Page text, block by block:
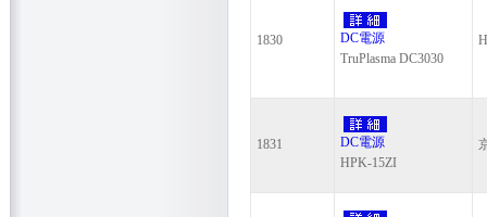
1830
DC電源
TruPlasma DC3030
1831
DC電源
HPK-15ZI